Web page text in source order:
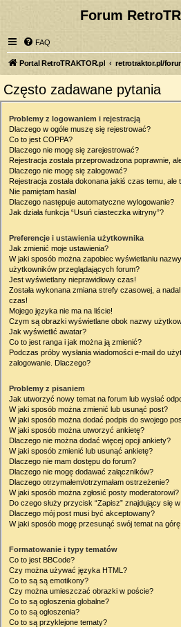
Forum
FAQ
Portal RetroTRAKTOR.pl retrotraktor.pl/
Często zadawane pytania
Problemy z logowaniem i rejestracją
Dlaczego w ogóle muszę się rejestrować?
Co to jest COPPA?
Dlaczego nie mogę się zarejestrować?
Rejestracja została przeprowadzona poprawnie,
Dlaczego nie mogę się zalogować?
Rejestracja została dokonana jakiś czas temu, ale
Nie pamiętam hasła!
Dlaczego następuje automatyczne wylogowanie?
Jak działa funkcja “Usuń ciasteczka witryny”?
Preferencje i ustawienia użytkownika
Jak zmienić moje ustawienia?
W jaki sposób można zapobiec wyświetlaniu
użytkowników przeglądających forum?
Jest wyświetlany nieprawidłowy czas!
Została wykonana zmiana strefy czasowej, a
czas!
Mojego języka nie ma na liście!
Czym są obrazki wyświetlane obok nazwy
Jak wyświetlić awatar?
Co to jest ranga i jak można ją zmienić?
Podczas próby wysłania wiadomości e-mail do
zalogowanie. Dlaczego?
Problemy z pisaniem
Jak utworzyć nowy temat na forum lub wysłać
W jaki sposób można zmienić lub usunąć post?
W jaki sposób można dodać podpis do swojego
W jaki sposób można utworzyć ankietę?
Dlaczego nie można dodać więcej opcji ankiety?
W jaki sposób zmienić lub usunąć ankietę?
Dlaczego nie mam dostępu do forum?
Dlaczego nie mogę dodawać załączników?
Dlaczego otrzymałem/otrzymałam ostrzeżenie?
W jaki sposób można zgłosić posty moderatorowi?
Do czego służy przycisk “Zapisz” znajdujący się
Dlaczego mój post musi być akceptowany?
W jaki sposób mogę przesunąć swój temat na
Formatowanie i typy tematów
Co to jest BBCode?
Czy można używać języka HTML?
Co to są są emotikony?
Czy można umieszczać obrazki w poście?
Co to są ogłoszenia globalne?
Co to są ogłoszenia?
Co to są przyklejone tematy?